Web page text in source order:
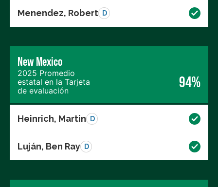
Menendez, Robert D
New Mexico
2025 Promedio
estatal en la Tarjeta
de evaluación
94%
Heinrich, Martin D
Luján, Ben Ray D